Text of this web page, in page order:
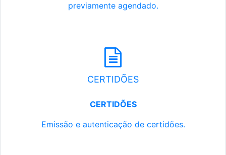
previamente agendado.
CERTIDÕES
CERTIDÕES
Emissão e autenticação de certidões.